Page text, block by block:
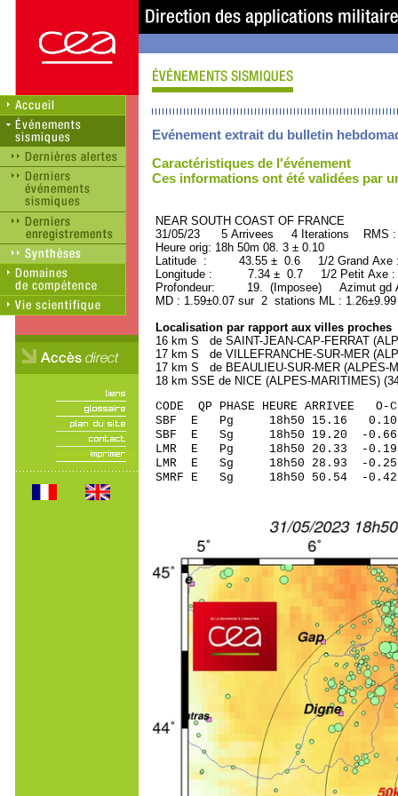
Evénement extrait du bulletin
Caractéristiques de l'événement
Ces informations ont été validées par
NEAR SOUTH COAST OF FRANCE
31/05/23 5 Arrivees 4 Iterations RMS
Heure orig: 18h 50m 08. 3 ± 0.10
Latitude : 43.55 ± 0.6 1/2 Grand
Longitude : 7.34 ± 0.7 1/2 Petit Axe
Profondeur: 19. (Imposee) Azimut gd
MD : 1.59±0.07 sur 2 stations ML :
Localisation par rapport aux villes proches
16 km S de SAINT-JEAN-CAP-FERRAT
17 km S de VILLEFRANCHE-SUR-MER
17 km S de BEAULIEU-SUR-MER (ALPES-
18 km SSE de NICE (ALPES-MARITIMES)
CODE QP PHASE HEURE
SBF E Pg 18h50
SBF E Sg 18h50 19.20 -
LMR E Pg 18h50
LMR E Sg 18h50 28.93
SMRF E Sg 18h50 50.54